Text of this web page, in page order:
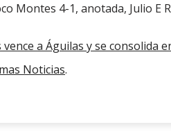
Montes 4-1, anotada, Julio E
vence a Águilas y se consolida
Noticias.